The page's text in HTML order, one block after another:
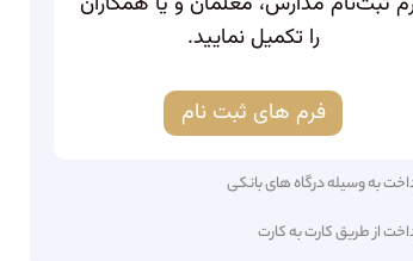
را تکمیل نمایید.
فرم های ثبت نام
به وسیله درگاه های بانکی
از طریق کارت به کارت